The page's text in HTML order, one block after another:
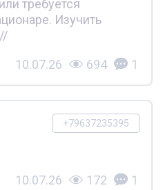
требуется
Изучить
10.07.26 694 1
+79637235395
10.07.26 172 1